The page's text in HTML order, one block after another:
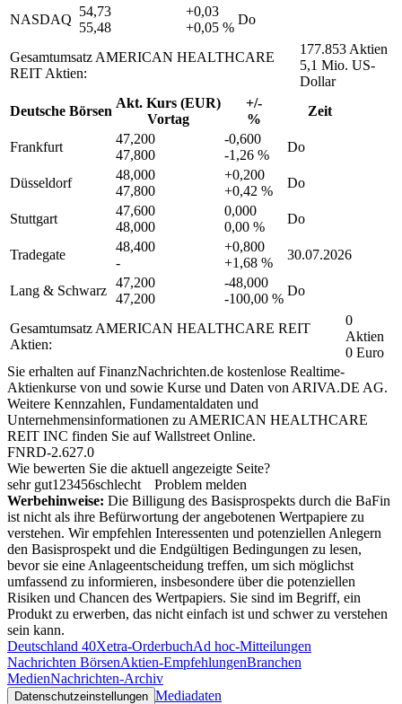
NASDAQ
54,73
55,48
+0,03
+0,05 %
Do
Gesamtumsatz AMERICAN HEALTHCARE
REIT Aktien:
177.853 Aktien
5,1 Mio. US-
Dollar
Deutsche Börsen
Akt. Kurs (EUR)
Vortag
+/-
%
Zeit
Frankfurt
47,200
47,800
-0,600
-1,26 %
Do
Düsseldorf
48,000
47,800
+0,200
+0,42 %
Do
Stuttgart
47,600
48,000
0,000
0,00 %
Do
Tradegate
48,400
-
+0,800
+1,68 %
30.07.2026
Lang & Schwarz
47,200
47,200
-48,000
-100,00 %
Do
Gesamtumsatz AMERICAN HEALTHCARE REIT
Aktien:
0
Aktien
0 Euro
Sie erhalten auf FinanzNachrichten.de kostenlose Realtime-
Aktienkurse von und sowie Kurse und Daten von ARIVA.DE AG.
Weitere Kennzahlen, Fundamentaldaten und
Unternehmensinformationen zu AMERICAN HEALTHCARE
REIT INC finden Sie aufWallstreet Online.
FNRD-2.627.0
Wie bewerten Sie die aktuell angezeigte Seite?
sehr gut1 23456schlecht
Problem melden
Werbehinweise: Die Billigung des Basisprospekts durch die BaFin
ist nicht als ihre Befürwortung der angebotenen Wertpapiere zu
verstehen. Wir empfehlen Interessenten und potenziellen Anlegern
den Basisprospekt und die Endgültigen Bedingungen zu lesen,
bevor sie eine Anlageentscheidung treffen, um sich möglichst
umfassend zu informieren, insbesondere über die potenziellen
Risiken und Chancen des Wertpapiers. Sie sind im Begriff, ein
Produkt zu erwerben, das nicht einfach ist und schwer zu verstehen
sein kann.
Deutschland 40Xetra-OrderbuchAd hoc-Mitteilungen
Nachrichten BörsenAktien-EmpfehlungenBranchen
MedienNachrichten-Archiv
Datenschutzeinstellungen Mediadaten